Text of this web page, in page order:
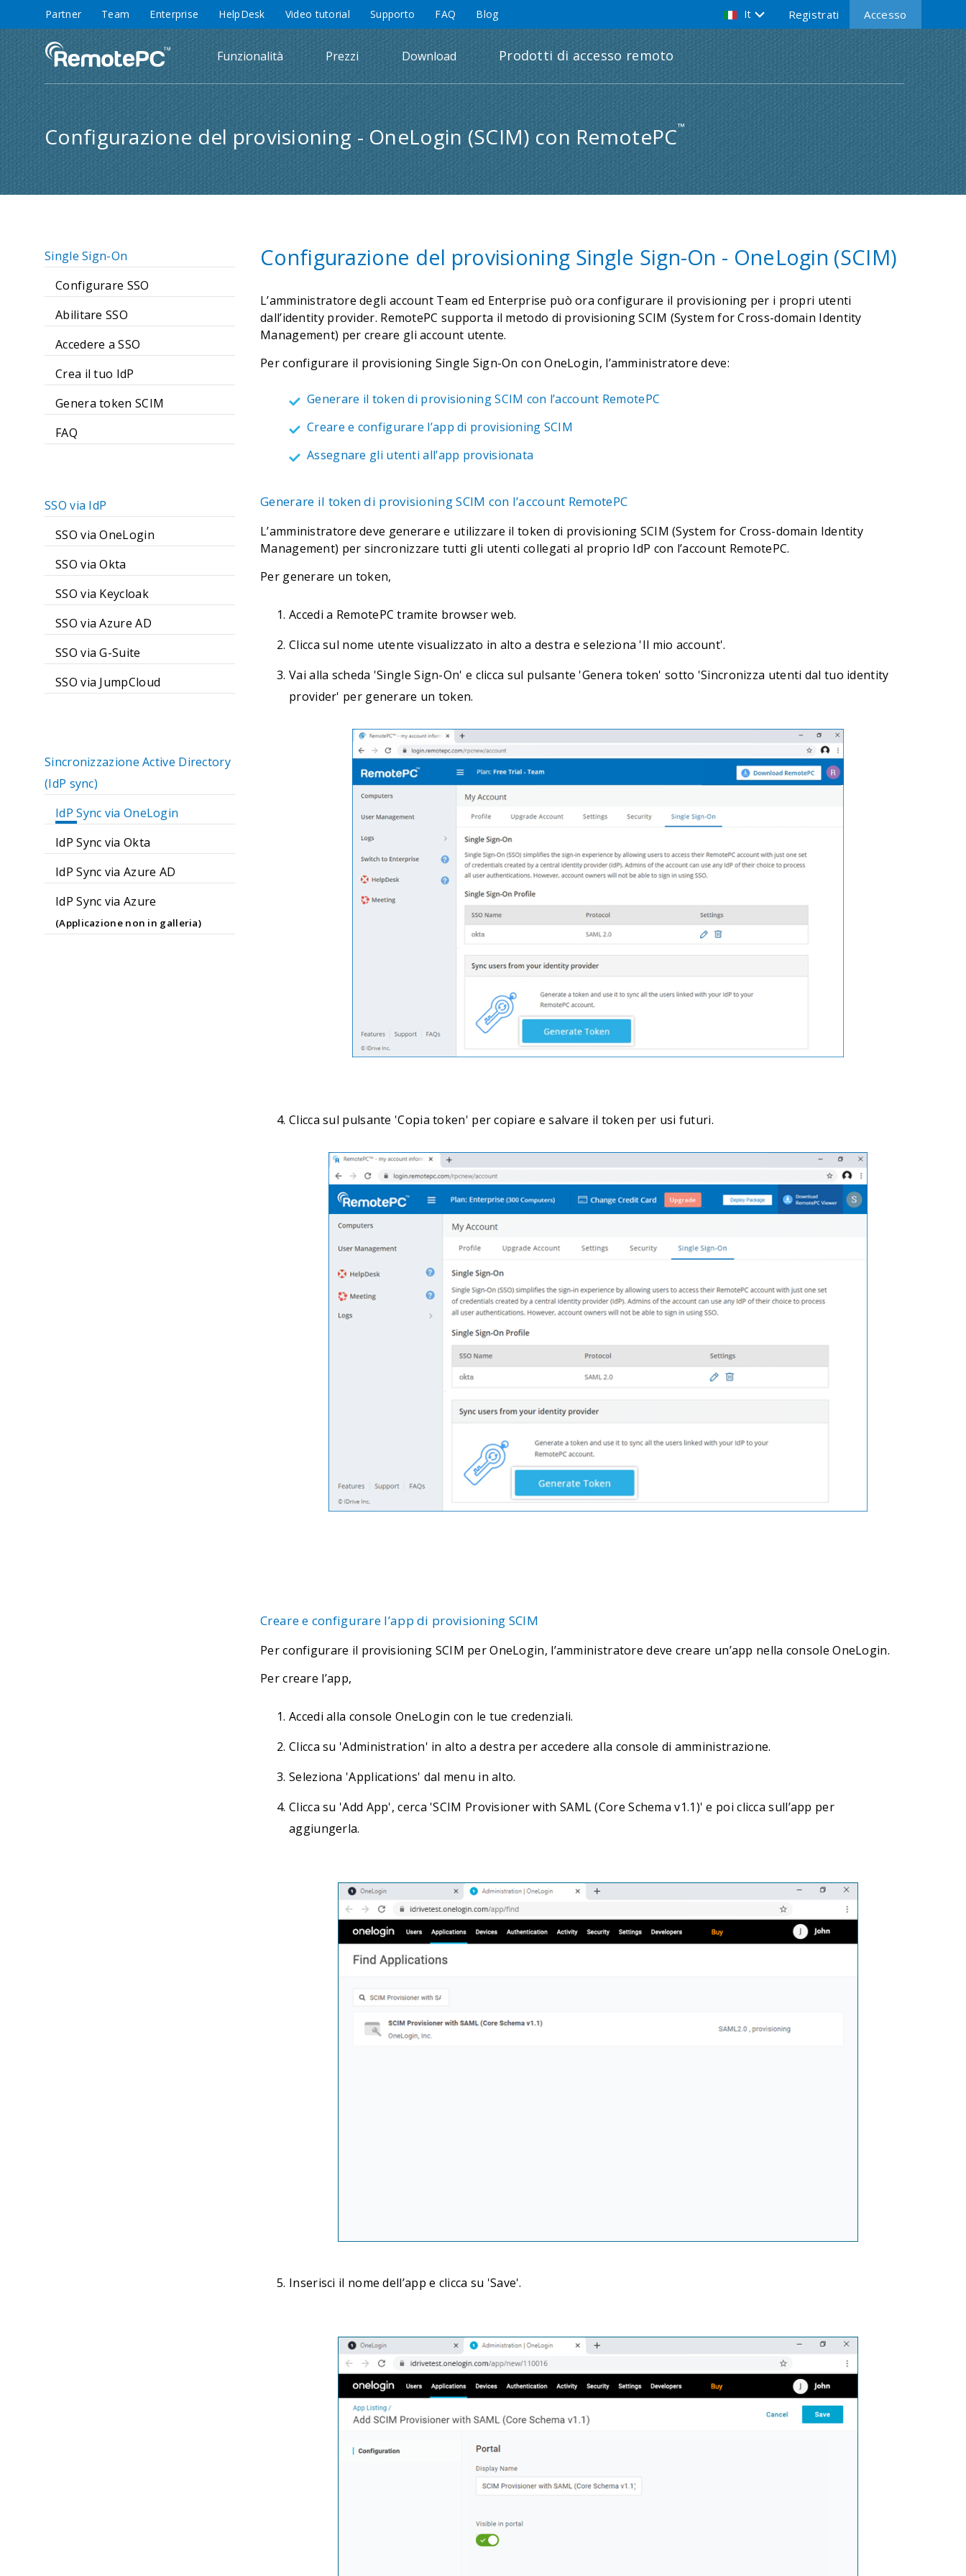
Partner Team Enterprise HelpDesk Video tutorial Supporto FAQ Blog It Accesso
Registrati
Funzionalità Prezzi Download Prodotti di accesso remoto
Configurazione del provisioning - OneLogin (SCIM) con RemotePC™
Single Sign-On
Configurare SSO
Abilitare SSO
Accedere a SSO
Crea il tuo IdP
Genera token SCIM
FAQ
SSO via IdP
SSO via OneLogin
SSO via Okta
SSO via Keycloak
SSO via Azure AD
SSO via G-Suite
SSO via JumpCloud
Sincronizzazione Active Directory
(IdP sync)
IdP Sync via OneLogin
IdP Sync via Okta
IdP Sync via Azure AD
IdP Sync via Azure
(Applicazione non in galleria)
Configurazione del provisioning Single Sign-On - OneLogin (SCIM)
L’amministratore degli account Team ed Enterprise può ora configurare il provisioning per i propri utenti
dall’identity provider. RemotePC supporta il metodo di provisioning SCIM (System for Cross-domain Identity
Management) per creare gli account utente.
Per configurare il provisioning Single Sign-On con OneLogin, l’amministratore deve:
Generare il token di provisioning SCIM con l’account RemotePC
Creare e configurare l’app di provisioning SCIM
Assegnare gli utenti all’app provisionata
Generare il token di provisioning SCIM con l’account RemotePC
L’amministratore deve generare e utilizzare il token di provisioning SCIM (System for Cross-domain Identity
Management) per sincronizzare tutti gli utenti collegati al proprio IdP con l’account RemotePC.
Per generare un token,
Accedi a RemotePC tramite browser web.
Clicca sul nome utente visualizzato in alto a destra e seleziona 'Il mio account'.
Vai alla scheda 'Single Sign-On' e clicca sul pulsante 'Genera token' sotto 'Sincronizza utenti dal tuo identity
provider' per generare un token.
Clicca sul pulsante 'Copia token' per copiare e salvare il token per usi futuri.
Creare e configurare l’app di provisioning SCIM
Per configurare il provisioning SCIM per OneLogin, l’amministratore deve creare un’app nella console OneLogin.
Per creare l’app,
Accedi alla console OneLogin con le tue credenziali.
Clicca su 'Administration' in alto a destra per accedere alla console di amministrazione.
Seleziona 'Applications' dal menu in alto.
Clicca su 'Add App', cerca 'SCIM Provisioner with SAML (Core Schema v1.1)' e poi clicca sull’app per
aggiungerla.
Inserisci il nome dell’app e clicca su 'Save'.